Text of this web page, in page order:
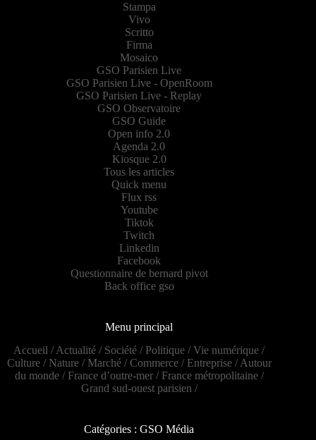
Stampa
Vivo
Scritto
Firma
Mosaico
GSO Parisien Live
GSO Parisien Live - OpenRoom
GSO Parisien Live - Replay
GSO Observatoire
GSO Guide
Open info 2.0
Agenda 2.0
Kiosque 2.0
Tous les articles
Quick menu
Flux rss
Youtube
Tiktok
Twitch
Linkedin
Facebook
Questionnaire de bernard pivot
Back office gso
Menu principal
Accueil /Actualité / Société / Politique /Vie numérique /
Culture/ Nature/ Marché/Commerce/ Entreprise/Autour
du monde/ France d’outre-mer/ France métropolitaine/
Grand sud-ouest parisien /
Catégories : GSO Média